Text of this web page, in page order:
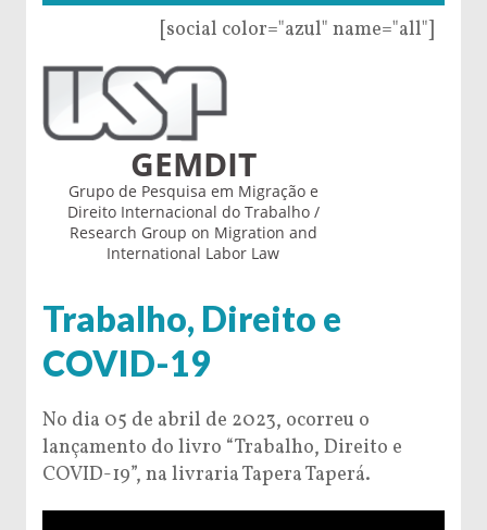
[social color="azul" name="all"]
GEMDIT
Grupo de Pesquisa em Migração e
Direito Internacional do Trabalho /
Research Group on Migration and
International Labor Law
Trabalho, Direito e
COVID-19
No dia 05 de abril de 2023, ocorreu o
lançamento do livro “Trabalho, Direito e
COVID-19”, na livraria Tapera Taperá.